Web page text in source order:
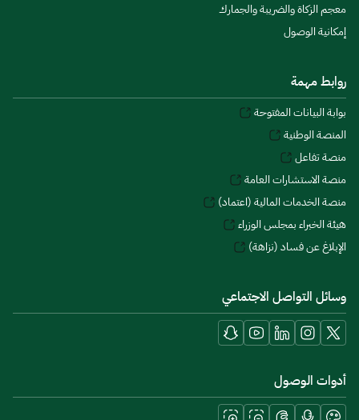
معجم الزكاة والضريبة والجمارك
إمكانية الوصول
روابط مهمة
بوابة البيانات المفتوحة
المنصة الوطنية
منصة تفاعل
منصة الاستشارات العامة
منصة الخدمات المالية (اعتماد)
هيئة الخبراء بمجلس الوزراء
الإبلاغ عن فساد (نزاهة)
وسائل التواصل الاجتماعي
أدوات الوصول